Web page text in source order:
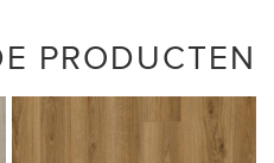
PRODUCTEN